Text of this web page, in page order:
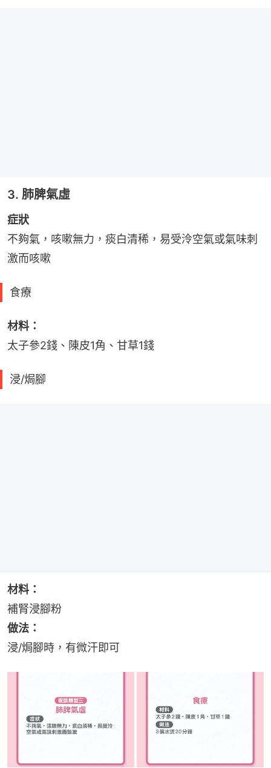
3. 肺脾氣虛
症狀
不夠氣，咳嗽無力，痰白清稀，易受泠空氣或氣味刺
激而咳嗽
食療
材料：
太子參2錢、陳皮1角、甘草1錢
浸/焗腳
材料：
補腎浸腳粉
做法：
浸/焗腳時，有微汗即可